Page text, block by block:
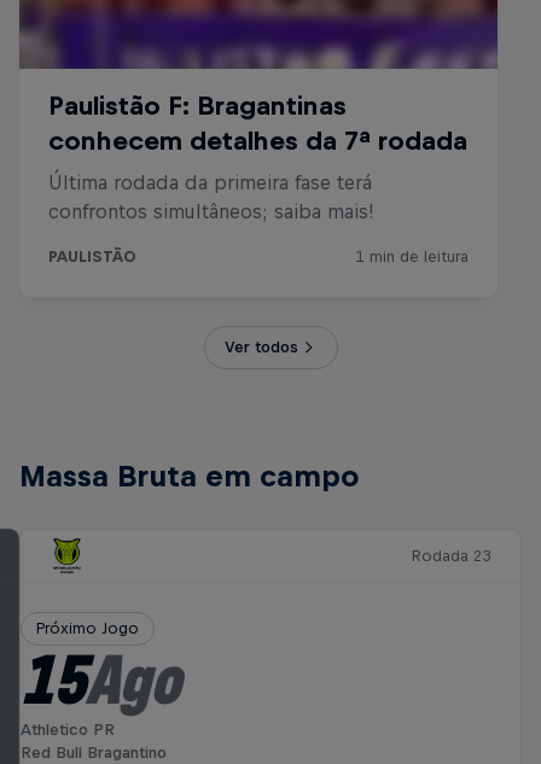
Ver todos
Massa Bruta em campo
Rodada 23
Próximo Jogo
15Ago
Athletico PR
Red Bull Bragantino